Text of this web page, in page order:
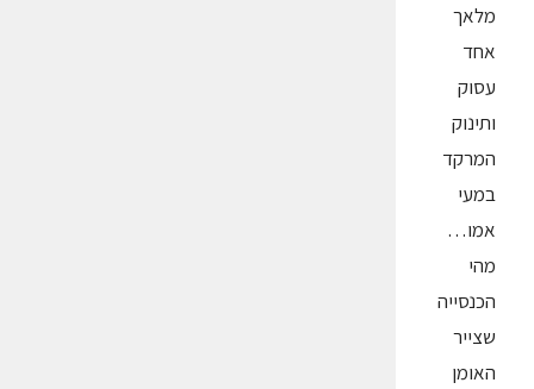
מלאך
אחד
עסוק
ותינוק
המרקד
במעי
אמו…
מהי
הכנסייה
שצייר
האומן